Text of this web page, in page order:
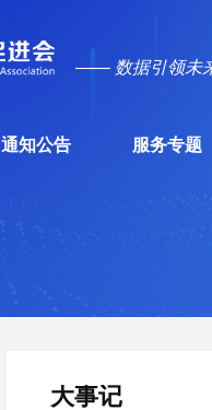
—— 数据引领未
通知公告 服务专题
大事记